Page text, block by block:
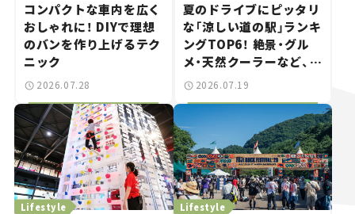
コンパクトな車内を広く
おしゃれに！ DIYで理想
のバンを作り上げるテク
ニック
2026.07.28
夏のドライブにピッタリ
な「涼しい道の駅」ランキ
ングTOP6！ 絶景・グル
メ・天然クーラーなど、避
暑におすすめのスポット
推し駅ガイド】vol.15
2026.07.19
Lifestyle Lifestyle